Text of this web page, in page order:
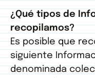
¿Qué tipos de
recopilamos?
Es posible que
siguiente
denominada